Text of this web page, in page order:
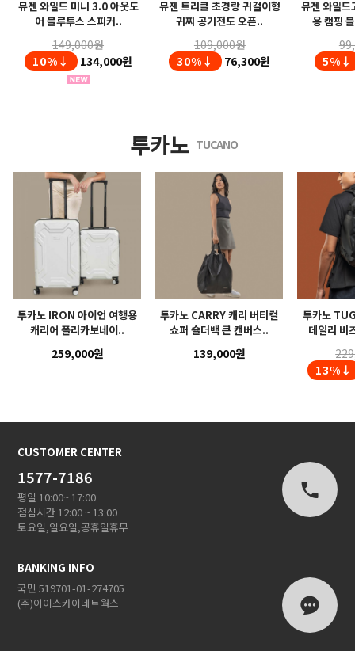
뮤젠 와일드 미니 3.0 아웃도
어 블루투스 스피커..
149,000원
10%↓
134,000원
뮤젠 트리클 초경랑 귀걸이형
귀찌 공기전도 오픈..
109,000원
30%↓
76,300원
뮤젠 와일
용 캠핑
5%↓
투카노 TUCANO
투카노 IRON 아이언 여행용
캐리어 폴리카보네이..
259,000원
투카노 CARRY 캐리 버티컬
쇼퍼 숄더백 큰 캔버스..
139,000원
투카노
데일리 비
13%↓
CUSTOMER CENTER
1577-7186
평일 10:00~ 17:00
점심시간 12:00 ~ 13:00
토요일,일요일,공휴일휴무
BANKING INFO
국민 519701-01-274705
(주)아이스카이네트웍스